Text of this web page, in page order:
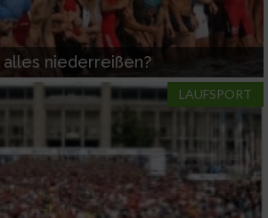
alles niederreißen?
LAUFSPORT
zur Auswahl
zur Personalisierung
zur Auswahl